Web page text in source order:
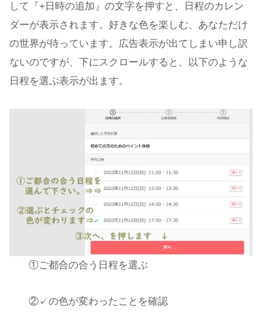
して『+日時の追加』の文字を押すと、日程のカレン
ダーが表示されます。好きな色を楽しむ、あなただけ
の世界が待っています。広告表示が出てしまい申し訳
ないのですが、下にスクロールすると、以下のような
日程を選ぶ表示が出ます。
①ご都合の合う日程を選ぶ
②✓の色が変わったことを確認